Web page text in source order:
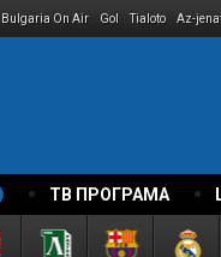
Bulgaria On Air Gol Tialoto Az-
ТВ ПРОГРАМА